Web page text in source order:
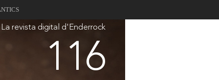
La revista digital d'Enderrock
116